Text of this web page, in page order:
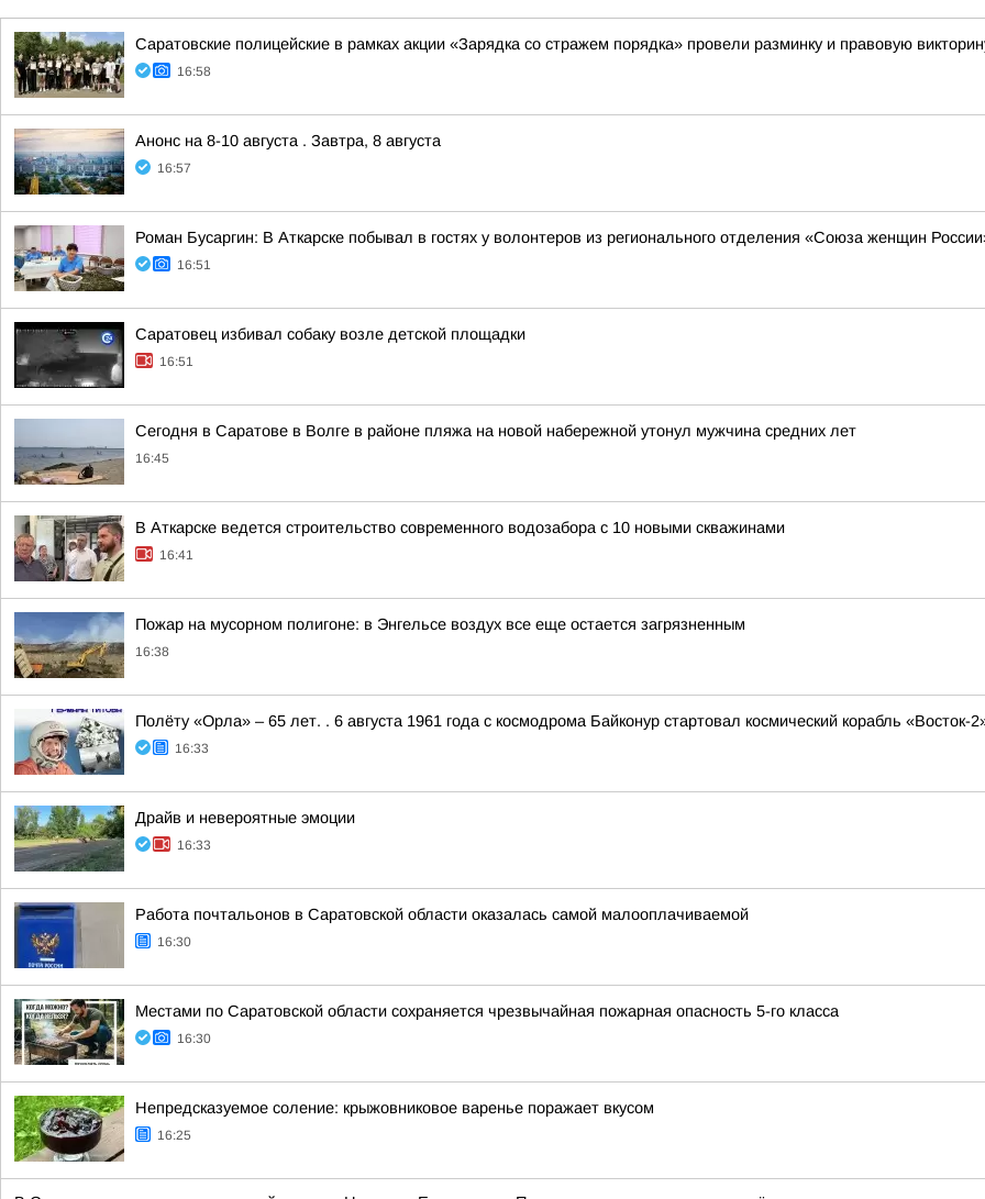
Саратовские полицейские в рамках акции «Зарядка со стражем порядка» провели разминку и правовую
16:58
Анонс на 8-10 августа . Завтра, 8 августа
16:57
Роман Бусаргин: В Аткарске побывал в гостях у волонтеров из регионального отделения «Союза женщин
16:51
Саратовец избивал собаку возле детской площадки
16:51
Сегодня в Саратове в Волге в районе пляжа на новой набережной утонул мужчина средних лет
16:45
В Аткарске ведется строительство современного водозабора с 10 новыми скважинами
16:41
Пожар на мусорном полигоне: в Энгельсе воздух все еще остается загрязненным
16:38
Полёту «Орла» – 65 лет. . 6 августа 1961 года с космодрома Байконур стартовал космический корабль «Восток-
16:33
Драйв и невероятные эмоции
16:33
Работа почтальонов в Саратовской области оказалась самой малооплачиваемой
16:30
Местами по Саратовской области сохраняется чрезвычайная пожарная опасность 5-го класса
16:30
Непредсказуемое соление: крыжовниковое варенье поражает вкусом
16:25